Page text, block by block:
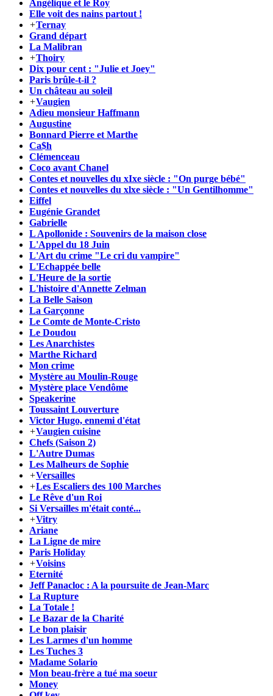
Angélique et le Roy
Elle voit des nains partout !
+Ternay
Grand départ
La Malibran
+Thoiry
Dix pour cent : "Julie et Joey"
Paris brûle-t-il ?
Un château au soleil
+Vaugien
Adieu monsieur Haffmann
Augustine
Bonnard Pierre et Marthe
Ca$h
Clémenceau
Coco avant Chanel
Contes et nouvelles du xIxe siècle : "On purge bébé"
Contes et nouvelles du xlxe siècle : "Un Gentilhomme"
Eiffel
Eugénie Grandet
Gabrielle
L Apollonide : Souvenirs de la maison close
L'Appel du 18 Juin
L'Art du crime "Le cri du vampire"
L'Echappée belle
L'Heure de la sortie
L'histoire d'Annette Zelman
La Belle Saison
La Garçonne
Le Comte de Monte-Cristo
Le Doudou
Les Anarchistes
Marthe Richard
Mon crime
Mystère au Moulin-Rouge
Mystère place Vendôme
Speakerine
Toussaint Louverture
Victor Hugo, ennemi d'état
+Vaugien cuisine
Chefs (Saison 2)
L'Autre Dumas
Les Malheurs de Sophie
+Versailles
+Les Escaliers des 100 Marches
Le Rêve d'un Roi
Si Versailles m'était conté...
+Vitry
Ariane
La Ligne de mire
Paris Holiday
+Voisins
Eternité
Jeff Panacloc : A la poursuite de Jean-Marc
La Rupture
La Totale !
Le Bazar de la Charité
Le bon plaisir
Les Larmes d'un homme
Les Tuches 3
Madame Solario
Mon beau-frère a tué ma soeur
Money